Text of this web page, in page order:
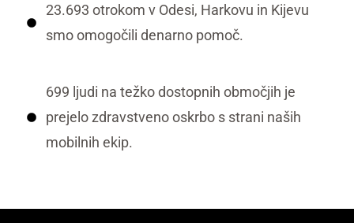
23.693 otrokom v Odesi, Harkovu in Kijevu
smo omogočili denarno pomoč.
699 ljudi na težko dostopnih območjih je
prejelo zdravstveno oskrbo s strani naših
mobilnih ekip.